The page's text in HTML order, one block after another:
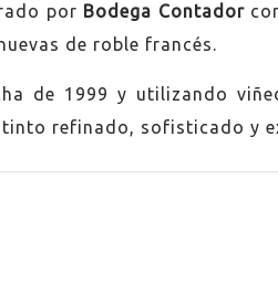
por Bodega Contador
de roble francés.
de 1999 y utilizando
tinto refinado, sofisticado y